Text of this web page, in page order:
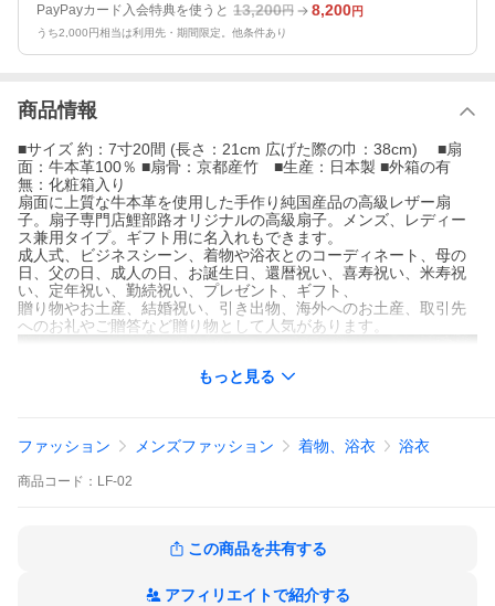
PayPayカード入会特典を使うと 13,200円 8,200円
うち2,000円相当は利用先・期間限定。他条件あり
商品情報
■サイズ 約：7寸20間 (長さ：21cm 広げた際の巾：38cm) ■扇
面：牛本革100％ ■扇骨：京都産竹 ■生産：日本製 ■外箱の有
無：化粧箱入り
扇面に上質な牛本革を使用した手作り純国産品の高級レザー扇
子。扇子専門店鯉部路オリジナルの高級扇子。メンズ、レディー
ス兼用タイプ。ギフト用に名入れもできます。
成人式、ビジネスシーン、着物や浴衣とのコーディネート、母の
日、父の日、成人の日、お誕生日、還暦祝い、喜寿祝い、米寿祝
い、定年祝い、勤続祝い、プレゼント、ギフト、
贈り物やお土産、結婚祝い、引き出物、海外へのお土産、取引先
へのお礼やご贈答など贈り物として人気があります。
もっと見る
ファッション メンズファッション 着物、浴衣 浴衣
商品 コード： LF-02
この商品を共有する
アフィリエイトで紹介する